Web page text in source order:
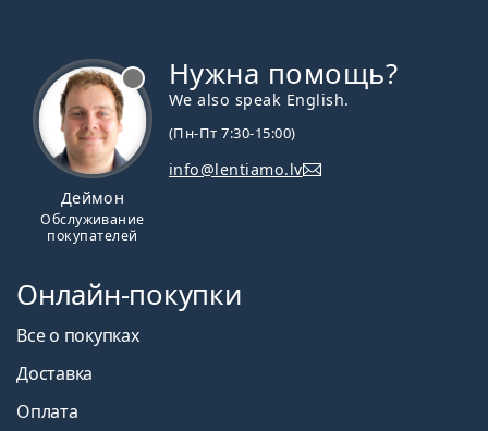
Деймон
Обслуживание
покупателей
Нужна помощь?
We also speak English.
(Пн-Пт 7:30-15:00)
info@lentiamo.lv
Онлайн-покупки
Все о покупках
Доставка
Оплата